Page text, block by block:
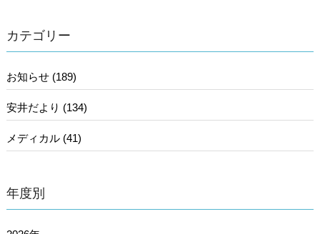
カテゴリー
お知らせ (189)
安井だより (134)
メディカル (41)
年度別